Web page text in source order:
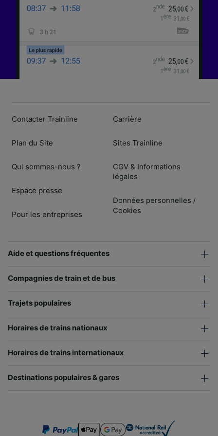
Contacter Trainline
Plan du Site
Qui sommes-nous ?
Espace presse
Pour les entreprises
Carrière
Sites Trainline
CGV & Informations
légales
Données personnelles /
Cookies
Aide et questions fréquentes
Compagnies de train et de bus
Trajets populaires
Horaires de trains nationaux
Horaires de trains internationaux
Destinations populaires & gares